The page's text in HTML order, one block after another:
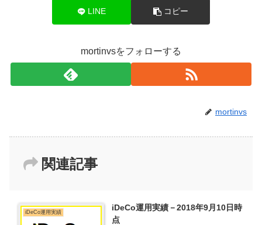
LINE コピー
mortinvsをフォローする
mortinvs
関連記事
iDeCo運用実績
iDeCo運用実績－2018年9月10日時
点